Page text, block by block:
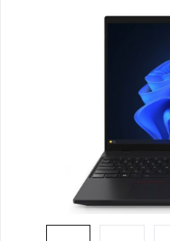
Bildergalerie überspringen